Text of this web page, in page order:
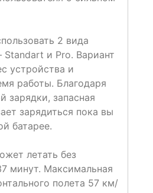
2 вида
Standart и Pro. Вариант
устройства и
работы. Благодаря
зарядки, запасная
зарядиться пока вы
батарее.
летать без
минут. Максимальная
полета 57 км/